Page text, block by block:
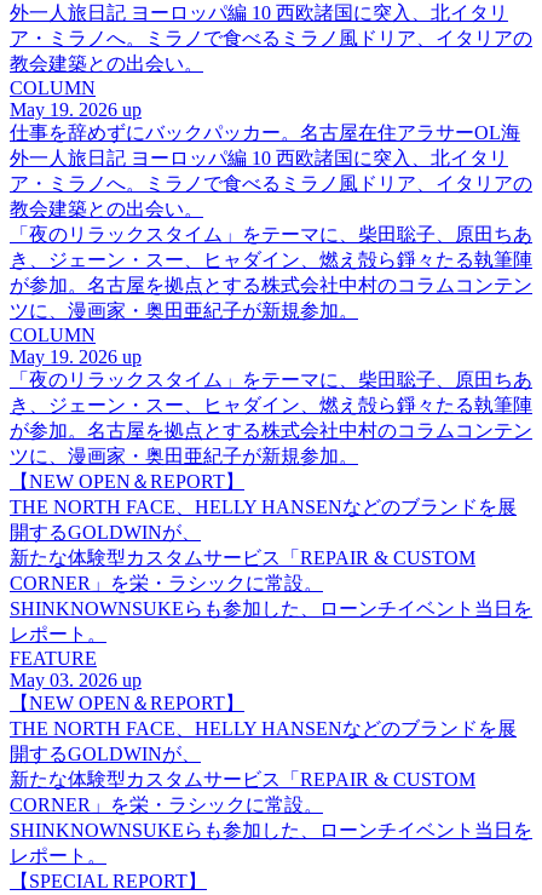
外一人旅日記 ヨーロッパ編 10 西欧諸国に突入、北イタリ
ア・ミラノへ。ミラノで食べるミラノ風ドリア、イタリアの
教会建築との出会い。
COLUMN
May 19. 2026 up
仕事を辞めずにバックパッカー。名古屋在住アラサーOL海
外一人旅日記 ヨーロッパ編 10 西欧諸国に突入、北イタリ
ア・ミラノへ。ミラノで食べるミラノ風ドリア、イタリアの
教会建築との出会い。
「夜のリラックスタイム」をテーマに、柴田聡子、原田ちあ
き、ジェーン・スー、ヒャダイン、燃え殻ら錚々たる執筆陣
が参加。名古屋を拠点とする株式会社中村のコラムコンテン
ツに、漫画家・奥田亜紀子が新規参加。
COLUMN
May 19. 2026 up
「夜のリラックスタイム」をテーマに、柴田聡子、原田ちあ
き、ジェーン・スー、ヒャダイン、燃え殻ら錚々たる執筆陣
が参加。名古屋を拠点とする株式会社中村のコラムコンテン
ツに、漫画家・奥田亜紀子が新規参加。
【NEW OPEN＆REPORT】
THE NORTH FACE、HELLY HANSENなどのブランドを展
開するGOLDWINが、
新たな体験型カスタムサービス「REPAIR & CUSTOM
CORNER」を栄・ラシックに常設。
SHINKNOWNSUKEらも参加した、ローンチイベント当日を
レポート。
FEATURE
May 03. 2026 up
【NEW OPEN＆REPORT】
THE NORTH FACE、HELLY HANSENなどのブランドを展
開するGOLDWINが、
新たな体験型カスタムサービス「REPAIR & CUSTOM
CORNER」を栄・ラシックに常設。
SHINKNOWNSUKEらも参加した、ローンチイベント当日を
レポート。
【SPECIAL REPORT】